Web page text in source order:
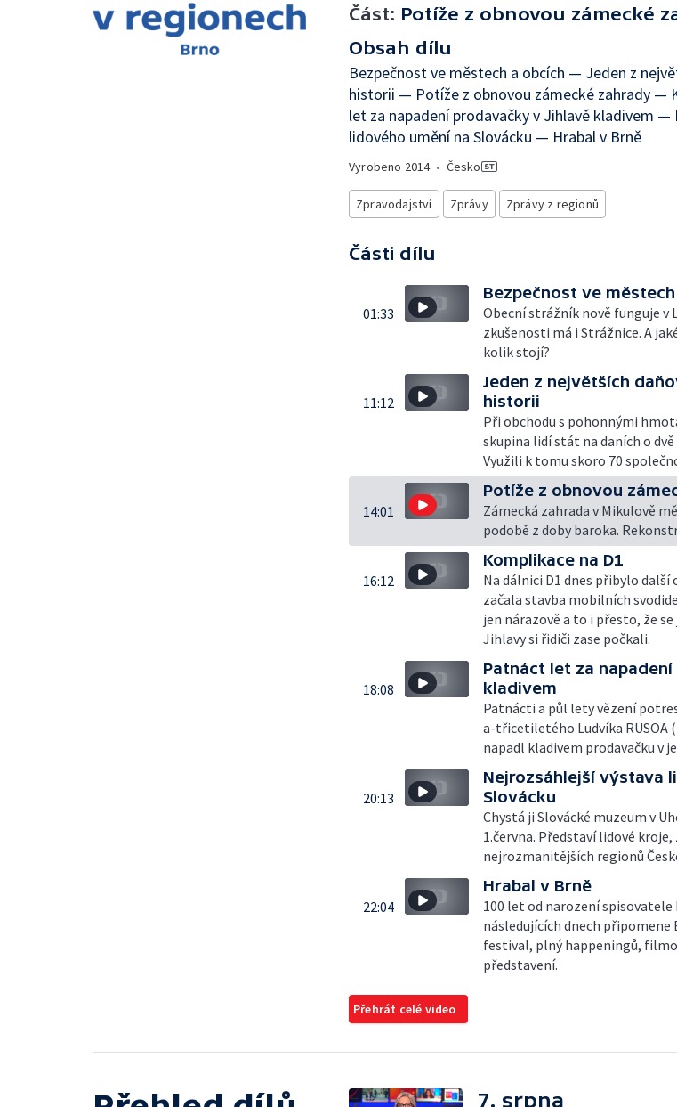
Část: Potíže z obnovou zámecké
Obsah dílu
Bezpečnost ve městech a obcích — Jeden z
historii — Potíže z obnovou zámecké zahrady —
let za napadení prodavačky v Jihlavě kladivem —
lidového umění na Slovácku — Hrabal v Brně
Vyrobeno 2014• Česko
Zpravodajství Zprávy Zprávy z regionů
Části dílu
01:33
Bezpečnost ve
Obecní strážník nově funguje v
zkušenosti má i Strážnice. A
kolik stojí?
11:12
Jeden z největších
historii
Při obchodu s pohonnými
skupina lidí stát na daních o
Využili k tomu skoro 70
14:01
Potíže z obnovou
Zámecká zahrada v Mikulově
podobě z doby baroka.
16:12
Komplikace na D1
Na dálnici D1 dnes přibylo další
začala stavba mobilních
jen nárazově a to i přesto, že
Jihlavy si řidiči zase počkali.
18:08
Patnáct let za
kladivem
Patnácti a půl lety vězení
a-třicetiletého Ludvíka RUSOA
napadl kladivem prodavačku v
20:13
Nejrozsáhlejší výstava
Slovácku
Chystá ji Slovácké muzeum v
1.června. Představí lidové
nejrozmanitějších regionů
22:04
Hrabal v Brně
100 let od narození
následujících dnech připomene
festival, plný happeningů,
představení.
Přehrát celé video
7. srpna